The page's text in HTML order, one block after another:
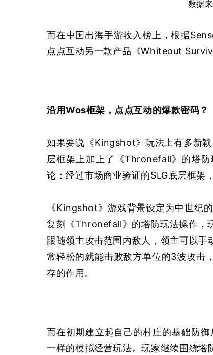
数据
而在中国出海手游收入榜上，根据
点点互动另一款产品《Whiteout
沿用Wos框架，点点互动的爆款密码？
如果要说《Kingshot》玩法上有多新
层框架上加上了《Thronefall》的塔
论：经过市场商业验证的SLG底层框架
《Kingshot》游戏背景设定为中世纪
复刻《Thronefall》的塔防玩法操作，
跟随领主攻击范围内敌人，领主可以
常轻松的就能击败敌方单位的3波攻击
存的作用。
而在初期建立起自己的村庄的基础防
一样的模拟经营玩法。玩家继续围绕塔